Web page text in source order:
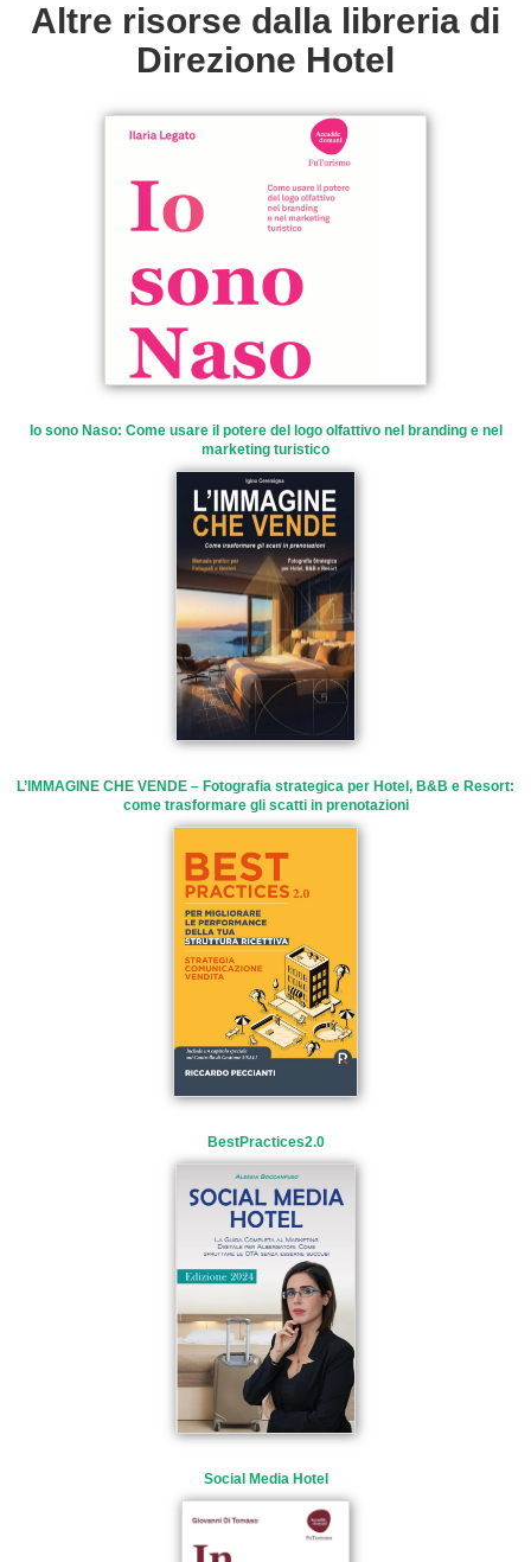
Altre risorse dalla libreria di
Direzione Hotel
Io sono Naso: Come usare il potere del logo olfattivo nel branding e nel
marketing turistico
L’IMMAGINE CHE VENDE – Fotografia strategica per Hotel, B&B e Resort:
come trasformare gli scatti in prenotazioni
BestPractices2.0
Social Media Hotel